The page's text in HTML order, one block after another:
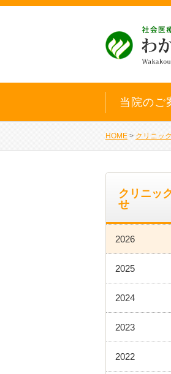
当院のご
HOME > クリニッ
クリニッ
せ
2026
2025
2024
2023
2022